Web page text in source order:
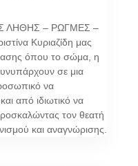
ΛΗΘΗΣ – ΡΩΓΜΕΣ –
Κυριαζίδη μας
όπου το σώμα, η
σε μια
να
από ιδιωτικό να
τον θεατή
και αναγνώρισης.